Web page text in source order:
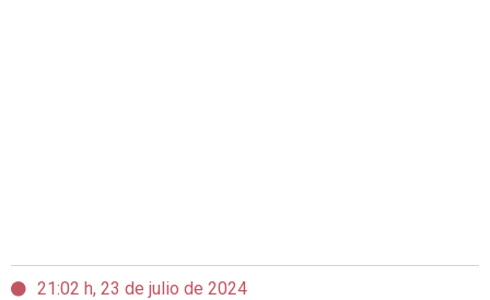
21:02 h, 23 de julio de 2024